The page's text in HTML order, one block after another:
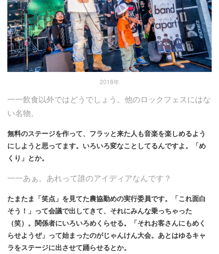
2018年
一一飲食以外ではどうでしょう。他のロックフェスにはな
い名物。
無料のステージを作って、フラッと来た人も音楽を楽しめるよう
にしようと思ってます。いろいろ変なことしてるんですよ。「め
くり」とか。
一一あぁ。あれって誰のアイディアなんです？
たまたま「笑点」を見てた農協勤めの実行委員です。「これ面白
そう！」って会議で出してきて、それにみんな乗っちゃった
（笑）。関係者にいろいろめくらせる。「それお客さんにもめく
らせようぜ」って始まったのがじゃんけん大会。あとはゆるキャ
ラをステージに出させて踊らせるとか。